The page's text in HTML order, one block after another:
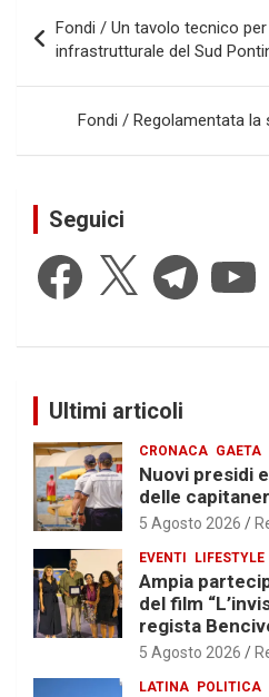
articoli
Fondi / Un tavolo tecnico
infrastrutturale del Sud
Fondi / Regolamentata
Seguici
Facebook Telegram YouTube
Ultimi articoli
CRONACA GAETA
Nuovi presidi
delle
5 Agosto 2026
EVENTI LIFESTYLE
Ampia
del film
regista
5 Agosto 2026
LATINA POLITICA